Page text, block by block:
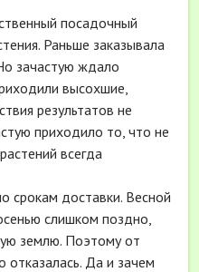
посадочный
Раньше заказывала
зачастую ждало
высохшие,
результатов не
приходило то, что не
всегда
срокам доставки. Весной
слишком поздно,
землю. Поэтому от
отказалась. Да и зачем